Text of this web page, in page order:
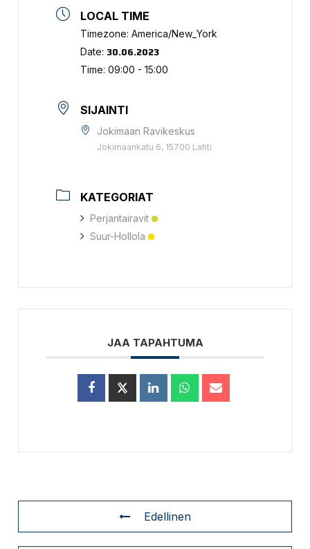
LOCAL TIME
Timezone:America/New_York
Date: 30.06.2023
Time:09:00 - 15:00
SIJAINTI
Jokimaan Ravikeskus
Jokimaankatu 6, 15700 Lahti
KATEGORIAT
Perjantairavit
Suur-Hollola
JAA TAPAHTUMA
Edellinen